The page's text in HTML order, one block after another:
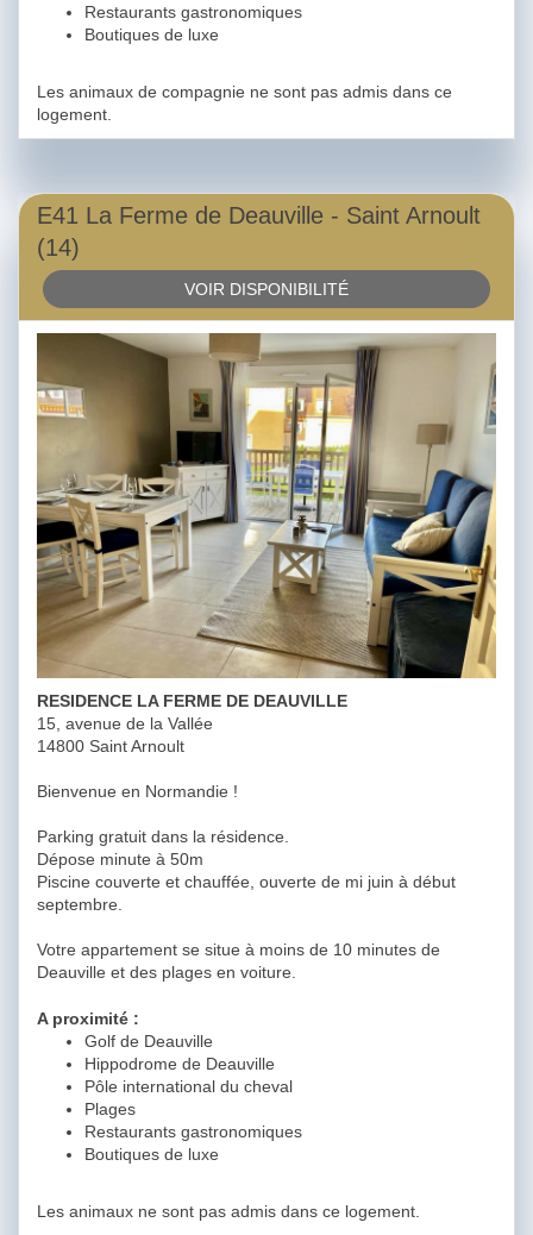
Restaurants gastronomiques
Boutiques de luxe
Les animaux de compagnie ne sont pas admis dans ce
logement.
E41 La Ferme de Deauville - Saint Arnoult
(14)
VOIR DISPONIBILITÉ
RESIDENCE LA FERME DE DEAUVILLE
15, avenue de la Vallée
14800 Saint Arnoult
Bienvenue en Normandie !
Parking gratuit dans la résidence.
Dépose minute à 50m
Piscine couverte et chauffée, ouverte de mi juin à début
septembre.
Votre appartement se situe à moins de 10 minutes de
Deauville et des plages en voiture.
A proximité :
Golf de Deauville
Hippodrome de Deauville
Pôle international du cheval
Plages
Restaurants gastronomiques
Boutiques de luxe
Les animaux ne sont pas admis dans ce logement.